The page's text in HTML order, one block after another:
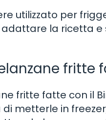
utilizzato per
la ricetta e
fritte
fritte fatte con il
metterle in